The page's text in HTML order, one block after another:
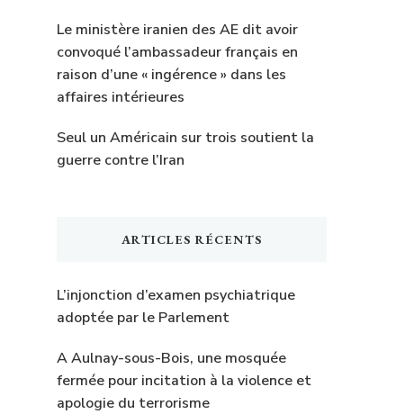
Le ministère iranien des AE dit avoir
convoqué l’ambassadeur français en
raison d’une « ingérence » dans les
affaires intérieures
Seul un Américain sur trois soutient la
guerre contre l’Iran
ARTICLES RÉCENTS
L’injonction d’examen psychiatrique
adoptée par le Parlement
A Aulnay-sous-Bois, une mosquée
fermée pour incitation à la violence et
apologie du terrorisme